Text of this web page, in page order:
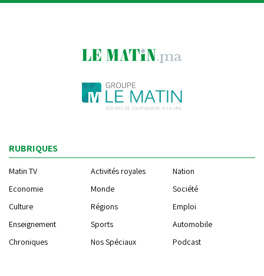
RUBRIQUES
Matin TV Activités royales
Nation
Economie
Monde
Société
Culture
Régions
Emploi
Enseignement
Sports
Automobile
Chroniques
Nos Spéciaux Podcast